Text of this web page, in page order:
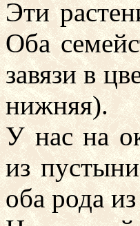
Эти
Оба
завязи в
нижняя).
У нас на
из
оба рода